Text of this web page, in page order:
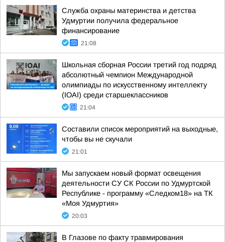
Служба охраны материнства и детства
Удмуртии получила федеральное
финансирование
21:08
Школьная сборная России третий год подряд
абсолютный чемпион Международной
олимпиады по искусственному интеллекту
(IOAI) среди старшеклассников
21:04
Составили список мероприятий на выходные,
чтобы вы не скучали
21:01
Мы запускаем новый формат освещения
деятельности СУ СК России по Удмуртской
Республике - программу «Следком18» на ТК
«Моя Удмуртия»
20:03
В Глазове по факту травмирования